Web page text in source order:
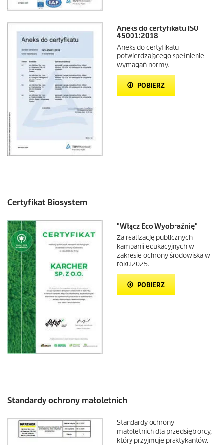
Aneks do certyfikatu ISO
45001:2018
Aneks do certyfikatu
potwierdzającego spełnienie
wymagań normy.
POBIERZ
Certyfikat Biosystem
"Włącz Eco Wyobraźnię"
Za realizację publicznych
kampanii edukacyjnych w
zakresie ochrony środowiska w
roku 2025.
POBIERZ
Standardy ochrony małoletnich
Standardy ochrony
małoletnich dla przedsiębiorcy,
który przyjmuje praktykantów.